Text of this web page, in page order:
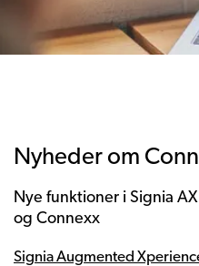
Nyheder om
Nye funktioner i Signia
og Connexx
Signia Augmented